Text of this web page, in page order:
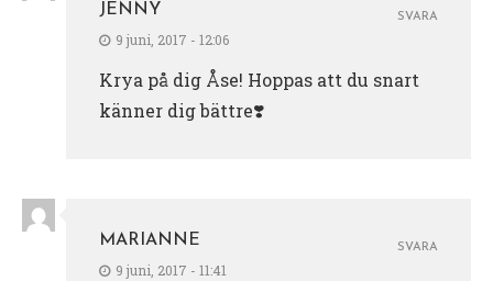
JENNY
9 juni, 2017 - 12:06
Krya på dig Åse! Hoppas att du snart
känner dig bättre❣️
SVARA
MARIANNE
9 juni, 2017 - 11:41
SVARA